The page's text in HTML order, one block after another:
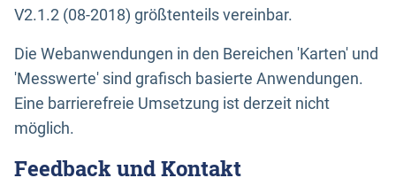
V2.1.2 (08-2018) größtenteils vereinbar.
Die Webanwendungen in den Bereichen 'Karten' und
'Messwerte' sind grafisch basierte Anwendungen.
Eine barrierefreie Umsetzung ist derzeit nicht
möglich.
Feedback und Kontakt